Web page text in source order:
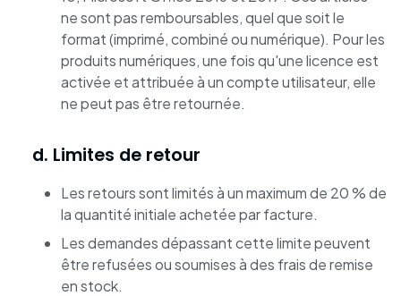
ne sont pas remboursables, quel que soit le
format (imprimé, combiné ou numérique). Pour les
produits numériques, une fois qu'une licence est
activée et attribuée à un compte utilisateur, elle
ne peut pas être retournée.
d. Limites de retour
Les retours sont limités à un maximum de 20 % de
la quantité initiale achetée par facture.
Les demandes dépassant cette limite peuvent
être refusées ou soumises à des frais de remise
en stock.